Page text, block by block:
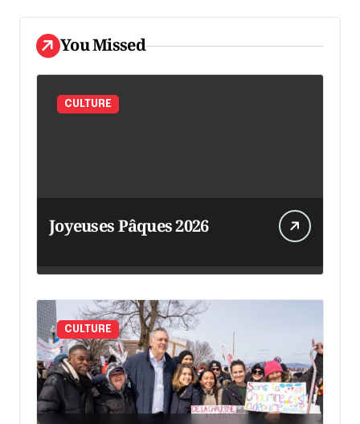
You Missed
CULTURE
Joyeuses Pâques 2026
CULTURE